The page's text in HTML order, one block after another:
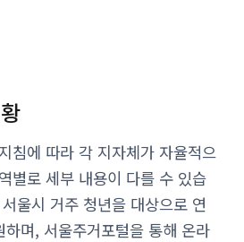
침에 따라 각 지자체가 자율적으
별로 세부 내용이 다를 수 있습
울시 거주 청년을 대상으로 연
며, 서울주거포털을 통해 온라